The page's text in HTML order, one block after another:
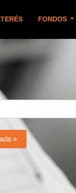
FONDOS
»